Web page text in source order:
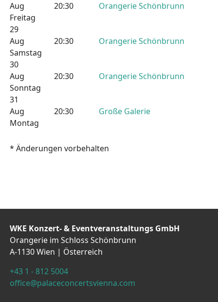
Aug
Freitag
20:30 Orangerie Schönbrunn
29
Aug
Samstag
20:30 Orangerie Schönbrunn
30
Aug
Sonntag
20:30 Orangerie Schönbrunn
31
Aug
Montag
20:30 Große Galerie
* Änderungen vorbehalten
WKE Konzert- & Eventveranstaltungs GmbH
Orangerie im Schloss Schönbrunn
A-1130 Wien | Österreich
+43 1 - 812 5004
office@palaceconcertsvienna.com